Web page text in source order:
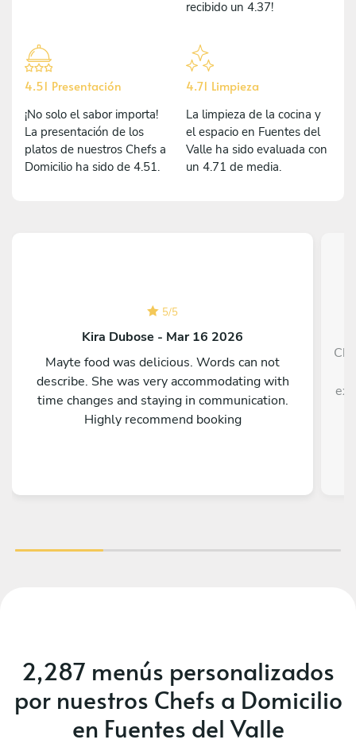
recibido un 4.37!
4.51 Presentación
¡No solo el sabor importa!
La presentación de los
platos de nuestros Chefs a
Domicilio ha sido de 4.51.
4.71 Limpieza
La limpieza de la cocina y
el espacio en Fuentes del
Valle ha sido evaluada con
un 4.71 de media.
5/5
Kira Dubose - Mar 16 2026
Mayte food was delicious. Words can not
describe. She was very accommodating with
time changes and staying in communication.
Highly recommend booking
2,287 menús personalizados
por nuestros Chefs a Domicilio
en Fuentes del Valle